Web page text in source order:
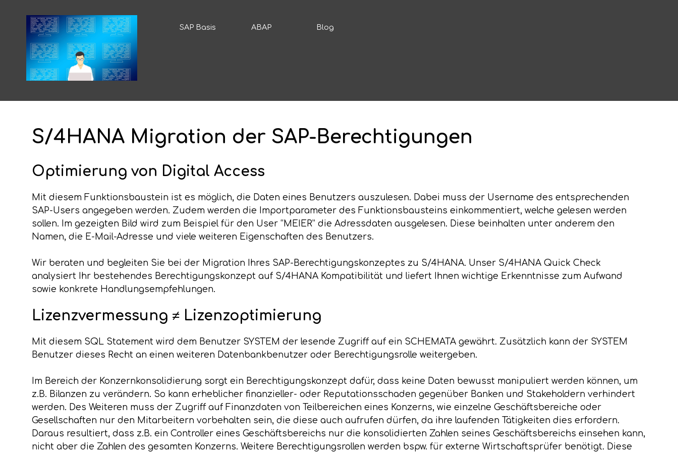
SAP Basis ABAP Blog
S/4HANA Migration der SAP-Berechtigungen
Optimierung von Digital Access
Mit diesem Funktionsbaustein ist es möglich, die Daten eines Benutzers auszulesen. Dabei muss der Username des entsprechenden
SAP-Users angegeben werden. Zudem werden die Importparameter des Funktionsbausteins einkommentiert, welche gelesen werden
sollen. Im gezeigten Bild wird zum Beispiel für den User “MEIER” die Adressdaten ausgelesen. Diese beinhalten unter anderem den
Namen, die E-Mail-Adresse und viele weiteren Eigenschaften des Benutzers.
Wir beraten und begleiten Sie bei der Migration Ihres SAP-Berechtigungskonzeptes zu S/4HANA. Unser S/4HANA Quick Check
analysiert Ihr bestehendes Berechtigungskonzept auf S/4HANA Kompatibilität und liefert Ihnen wichtige Erkenntnisse zum Aufwand
sowie konkrete Handlungsempfehlungen.
Lizenzvermessung ≠ Lizenzoptimierung
Mit diesem SQL Statement wird dem Benutzer SYSTEM der lesende Zugriff auf ein SCHEMATA gewährt. Zusätzlich kann der SYSTEM
Benutzer dieses Recht an einen weiteren Datenbankbenutzer oder Berechtigungsrolle weitergeben.
Im Bereich der Konzernkonsolidierung sorgt ein Berechtigungskonzept dafür, dass keine Daten bewusst manipuliert werden können, um
z.B. Bilanzen zu verändern. So kann erheblicher finanzieller- oder Reputationsschaden gegenüber Banken und Stakeholdern verhindert
werden. Des Weiteren muss der Zugriff auf Finanzdaten von Teilbereichen eines Konzerns, wie einzelne Geschäftsbereiche oder
Gesellschaften nur den Mitarbeitern vorbehalten sein, die diese auch aufrufen dürfen, da ihre laufenden Tätigkeiten dies erfordern.
Daraus resultiert, dass z.B. ein Controller eines Geschäftsbereichs nur die konsolidierten Zahlen seines Geschäftsbereichs einsehen kann,
nicht aber die Zahlen des gesamten Konzerns. Weitere Berechtigungsrollen werden bspw. für externe Wirtschaftsprüfer benötigt. Diese